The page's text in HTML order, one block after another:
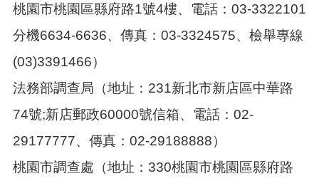
桃園市桃園區縣府路1號4樓、電話：03-3322101
分機6634-6636、傳真：03-3324575、檢舉專線
(03)3391466）
法務部調查局（地址：231新北市新店區中華路
74號;新店郵政60000號信箱、電話：02-
29177777、傳真：02-29188888）
桃園市調查處（地址：330桃園市桃園區縣府路